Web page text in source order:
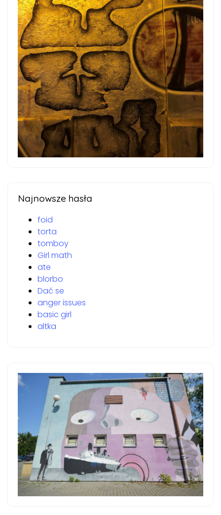
Najnowsze hasła
foid
torta
tomboy
Girl math
ate
blorbo
Dać se
anger issues
basic girl
altka